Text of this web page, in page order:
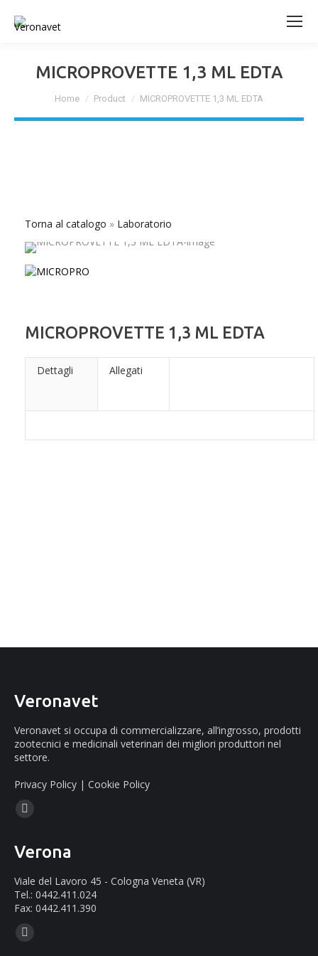
MICROPROVETTE 1,3 ML EDTA
Home Product MICROPROVETTE 1,3 ML EDTA
Torna al catalogo Laboratorio
MICROPROVETTE 1,3 ML EDTA
Dettagli Allegati
Veronavet
Veronavet si occupa di commercializzare, all’ingrosso, prodotti
zootecnici e medicinali veterinari dei migliori produttori nel
settore.
Privacy Policy | Cookie Policy
Ci puoi trovare su:
Facebook
opens
new
window
Verona
Viale del Lavoro 45 - Cologna Veneta (VR)
Tel.: 0442.411.024
Fax: 0442.411.390
Ci puoi trovare su:
Mail